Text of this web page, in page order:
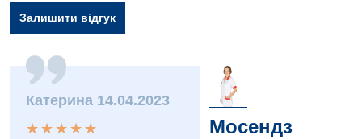
Вакансії
Інтернатура
Діагностика
Діагностичне відділення
Залишити відгук
Катерина 14.04.2023
★
★
★
★
★
★ ★ ★ ★ ★
Мосендз